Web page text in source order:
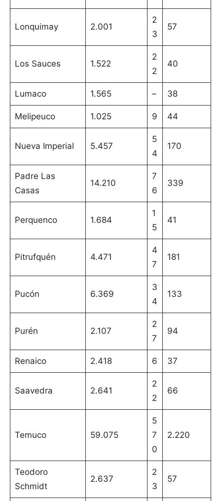
Lonquimay 2.001
2
3
57
Los Sauces 1.522
2
2
40
Lumaco 1.565 – 38
Melipeuco 1.025 9 44
Nueva Imperial 5.457
5
4
170
Padre Las
Casas
14.210
7
6
339
Perquenco 1.684
1
5
41
Pitrufquén 4.471
4
7
181
Pucón 6.369
3
4
133
Purén 2.107
2
7
94
Renaico 2.418 6 37
Saavedra 2.641
2
2
66
Temuco 59.075
5
7
0
2.220
Teodoro
Schmidt
2.637
2
3
57